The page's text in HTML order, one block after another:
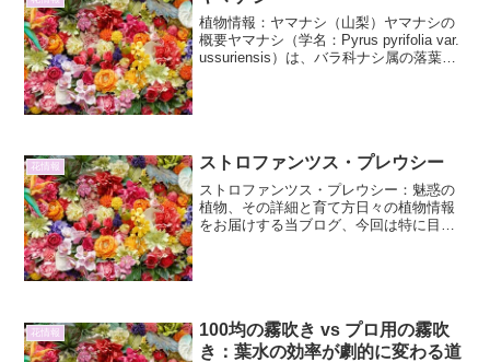
植物情報：ヤマナシ（山梨）ヤマナシの
概要ヤマナシ（学名：Pyrus pyrifolia var.
ussuriensis）は、バラ科ナシ属の落葉高
花情報 ストロファンツス・プレウシー
ストロファンツス・プレウシー：魅惑の
植物、その詳細と育て方日々の植物情報
をお届けする当ブログ、今回は特に目を
花情報
100均の霧吹き vs プロ用の霧吹
き：葉水の効率が劇的に変わる道